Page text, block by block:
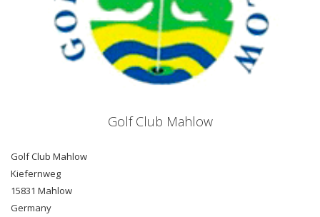
Golf Club Mahlow
Golf Club Mahlow
Kiefernweg
15831 Mahlow
Germany